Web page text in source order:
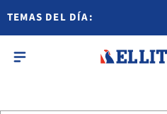
TEMAS DEL DÍA: